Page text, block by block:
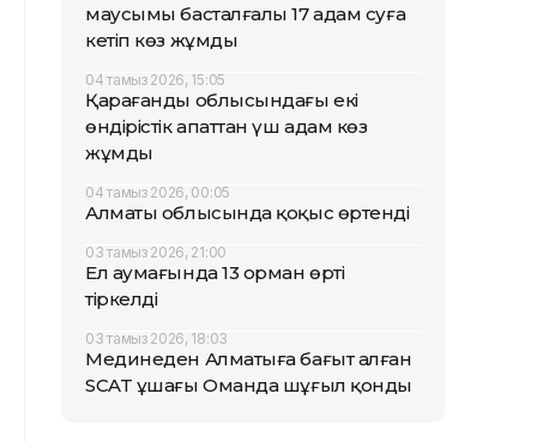
маусымы басталғалы 17 адам суға
кетіп көз жұмды
04 тамыз 2026, 15:05
Қарағанды облысындағы екі
өндірістік апаттан үш адам көз
жұмды
04 тамыз 2026, 00:05
Алматы облысында қоқыс өртенді
03 тамыз 2026, 21:00
Ел аумағында 13 орман өрті
тіркелді
03 тамыз 2026, 18:03
Мединеден Алматыға бағыт алған
SCAT ұшағы Оманда шұғыл қонды